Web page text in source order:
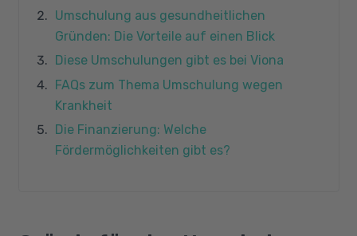
Umschulung aus gesundheitlichen
Gründen: Die Vorteile auf einen Blick
Diese Umschulungen gibt es bei Viona
FAQs zum Thema Umschulung wegen
Krankheit
Die Finanzierung: Welche
Fördermöglichkeiten gibt es?